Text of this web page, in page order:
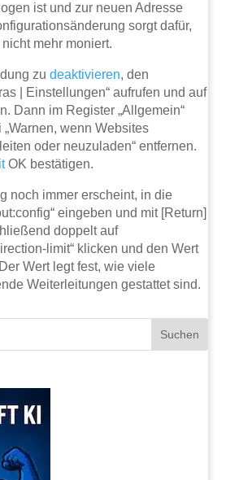
ist und zur neuen Adresse
sorgt dafür,
mehr moniert.
zudeaktivieren, den
| Einstellungen“ aufrufen und auf
Dann im Register „Allgemein“
„Warnen, wenn Websites
oder neuzuladen“ entfernen.
OK bestätigen.
noch immer erscheint, in die
eingeben und mit [Return]
doppelt auf
limit“ klicken und den Wert
Wert legt fest, wie viele
Weiterleitungen gestattet sind.